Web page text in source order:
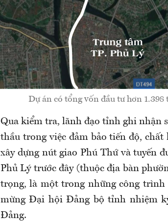
Dự án có tổng vốn đầu tư hơn
Qua kiểm tra, lãnh đạo tỉnh ghi nhận
thầu trong việc đảm bảo tiến độ,
xây dựng nút giao Phú Thứ và tuyến
Phủ Lý trước đây (thuộc địa bàn
trọng, là một trong những công
mừng Đại hội Đảng bộ tỉnh nhiệm
Đảng.